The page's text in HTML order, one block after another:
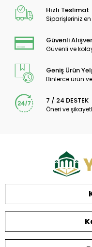
Hızlı Teslimat
Siparişleriniz en
Güvenli
Güvenli ve
Geniş Ürün
Binlerce ürün
7 / 24 DESTEK
Öneri ve